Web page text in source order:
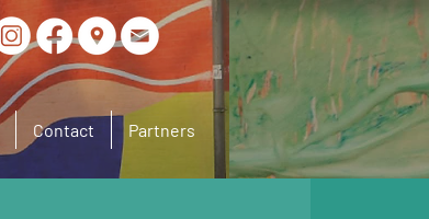
Contact Partners